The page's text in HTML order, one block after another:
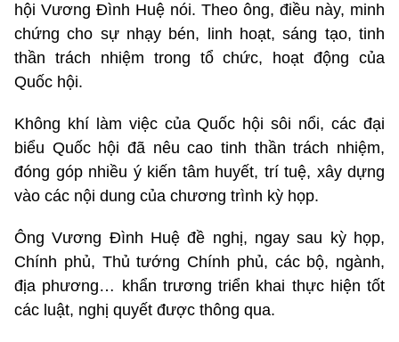
hội Vương Đình Huệ nói. Theo ông, điều này, minh
chứng cho sự nhạy bén, linh hoạt, sáng tạo, tinh
thần trách nhiệm trong tổ chức, hoạt động của
Quốc hội.
Không khí làm việc của Quốc hội sôi nổi, các đại
biểu Quốc hội đã nêu cao tinh thần trách nhiệm,
đóng góp nhiều ý kiến tâm huyết, trí tuệ, xây dựng
vào các nội dung của chương trình kỳ họp.
Ông Vương Đình Huệ đề nghị, ngay sau kỳ họp,
Chính phủ, Thủ tướng Chính phủ, các bộ, ngành,
địa phương… khẩn trương triển khai thực hiện tốt
các luật, nghị quyết được thông qua.